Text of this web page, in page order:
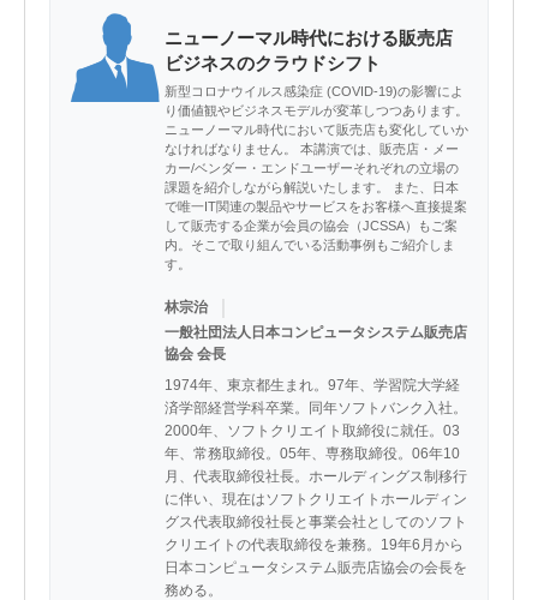
ニューノーマル時代における販売店
ビジネスのクラウドシフト
新型コロナウイルス感染症 (COVID-19)の影響によ
り価値観やビジネスモデルが変革しつつあります。
ニューノーマル時代において販売店も変化していか
なければなりません。 本講演では、販売店・メー
カー/ベンダー・エンドユーザーそれぞれの立場の
課題を紹介しながら解説いたします。 また、日本
で唯一IT関連の製品やサービスをお客様へ直接提案
して販売する企業が会員の協会（JCSSA）もご案
内。そこで取り組んでいる活動事例もご紹介しま
す。
林宗治
一般社団法人日本コンピュータシステム販売店
協会 会長
1974年、東京都生まれ。97年、学習院大学経
済学部経営学科卒業。同年ソフトバンク入社。
2000年、ソフトクリエイト取締役に就任。03
年、常務取締役。05年、専務取締役。06年10
月、代表取締役社長。ホールディングス制移行
に伴い、現在はソフトクリエイトホールディン
グス代表取締役社長と事業会社としてのソフト
クリエイトの代表取締役を兼務。19年6月から
日本コンピュータシステム販売店協会の会長を
務める。